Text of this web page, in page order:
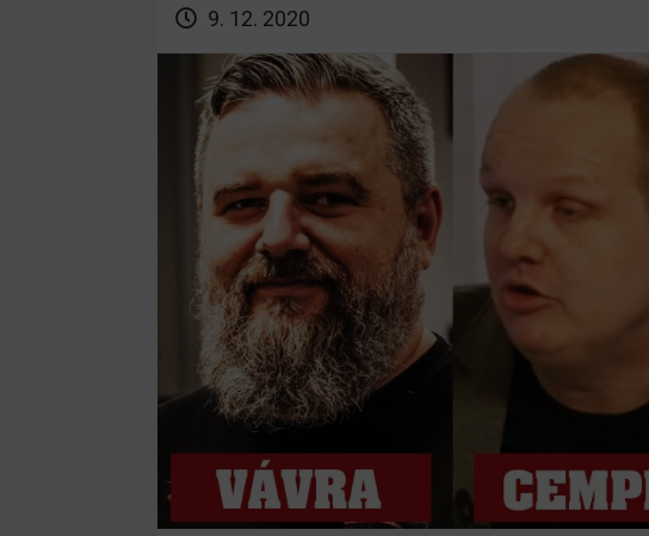
9. 12. 2020